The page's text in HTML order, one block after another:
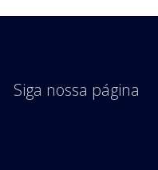
Siga nossa página